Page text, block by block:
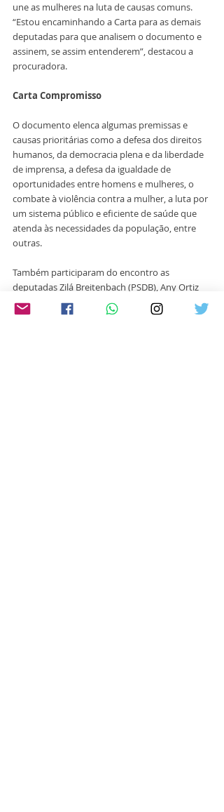
une as mulheres na luta de causas comuns.
“Estou encaminhando a Carta para as demais
deputadas para que analisem o documento e
assinem, se assim entenderem”, destacou a
procuradora.
Carta Compromisso
O documento elenca algumas premissas e
causas prioritárias como a defesa dos direitos
humanos, da democracia plena e da liberdade
de imprensa, a defesa da igualdade de
oportunidades entre homens e mulheres, o
combate à violência contra a mulher, a luta por
um sistema público e eficiente de saúde que
atenda às necessidades da população, entre
outras.
Também participaram do encontro as
deputadas Zilá Breitenbach (PSDB), Any Ortiz
(Cidadania), Patrícia Alba (MDB) e Fran Somensi
(Republicanos), além de representantes das